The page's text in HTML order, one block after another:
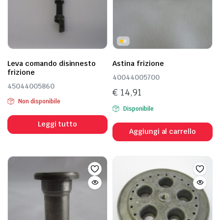
Leva comando disinnesto
frizione
45044005860
Non disponibile
Leggi tutto
Astina frizione
40044005700
€ 14,91
Disponibile
Aggiungi al carrello